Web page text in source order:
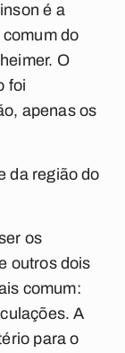
é a
do
O
foi
apenas os
da região do
os
outros dois
comum:
A
para o